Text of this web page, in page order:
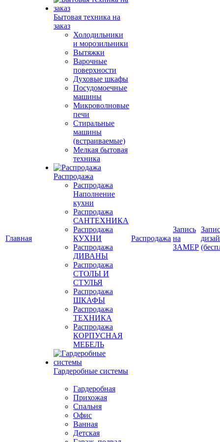
Главная
Бытовая техника на
заказ
Холодильники
и морозильники
Вытяжки
Варочные
поверхности
Духовые шкафы
Посудомоечные
машины
Микроволновые
печи
Стиральные
машины
(встраиваемые)
Мелкая бытовая
техника
Распродажа
Распродажа
Наполнение
кухни
Распродажа
САНТЕХНИКА
Распродажа
КУХНИ
Распродажа
ДИВАНЫ
Распродажа
СТОЛЫ И
СТУЛЬЯ
Распродажа
ШКАФЫ
Распродажа
ТЕХНИКА
Распродажа
КОРПУСНАЯ
МЕБЕЛЬ
Гардеробные системы
Гардеробная
Прихожая
Спальня
Офис
Ванная
Детская
Распродажа
Запись
на
ЗАМЕР